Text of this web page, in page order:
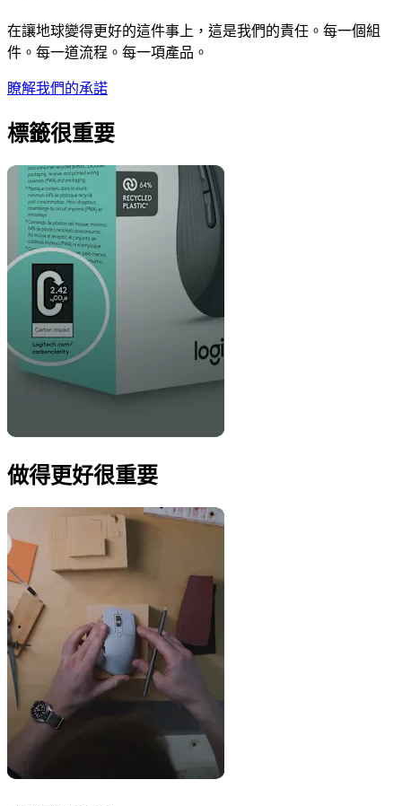
在讓地球變得更好的這件事上，這是我們的責任。每一個組
件。每一道流程。每一項產品。
瞭解我們的承諾
標籤很重要
做得更好很重要